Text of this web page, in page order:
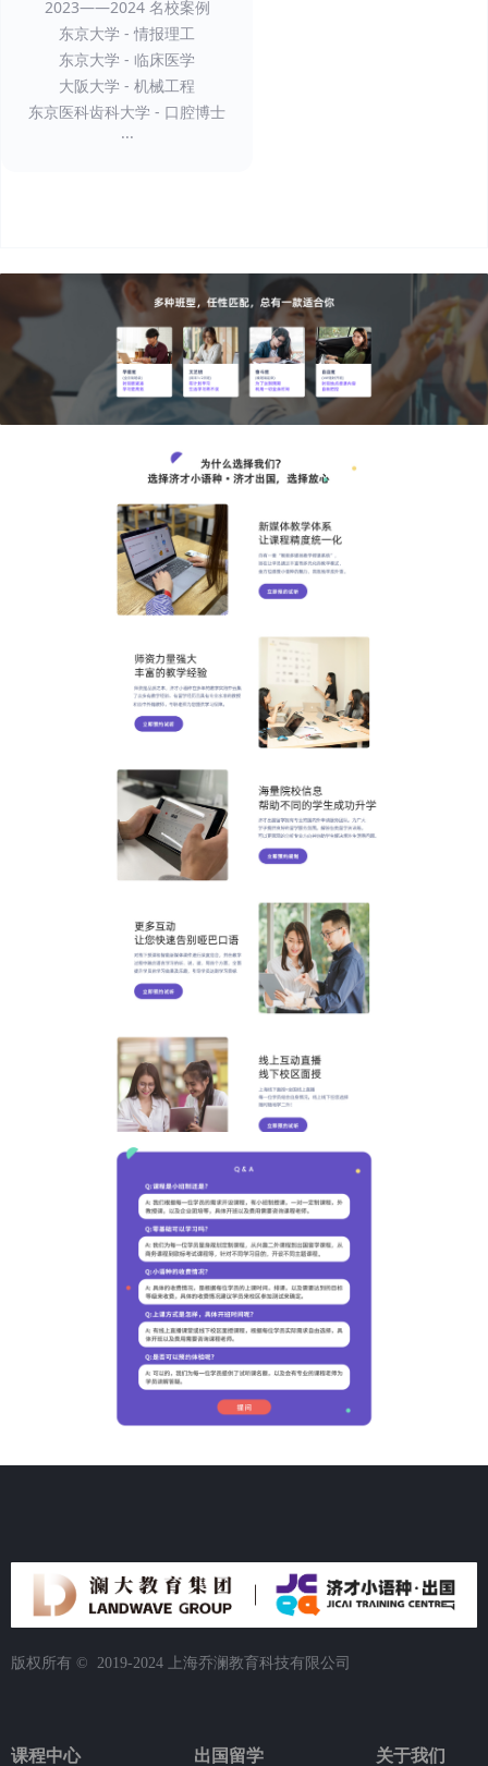
2023——2024 名校案例
东京大学 - 情报理工
东京大学 - 临床医学
大阪大学 - 机械工程
东京医科齿科大学 - 口腔博士
...
版权所有 ©  2019-2024 上海乔澜教育科技有限公司
课程中心 出国留学 关于我们